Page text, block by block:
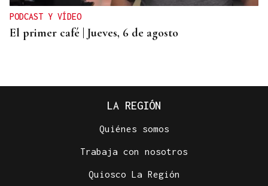
PODCAST Y VÍDEO
El primer café | Jueves, 6 de agosto
LA REGIÓN
Quiénes somos
Trabaja con nosotros
Quiosco La Región